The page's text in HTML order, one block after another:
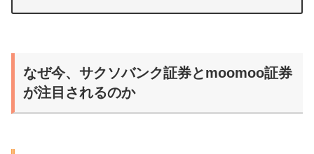
なぜ今、サクソバンク証券とmoomoo証券
が注目されるのか